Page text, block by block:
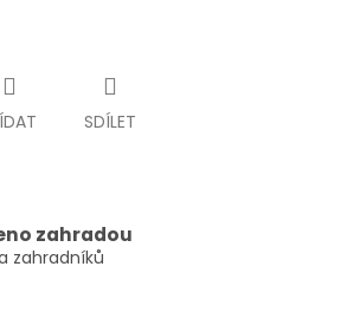
SDÍLET
zahradou
zahradníků